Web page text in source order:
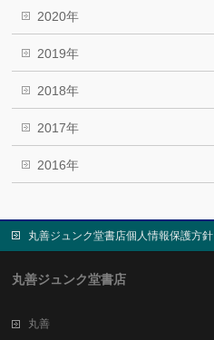
2020年
2019年
2018年
2017年
2016年
丸善ジュンク堂書店個人情報保護方針
丸善ジュンク堂書店
丸善